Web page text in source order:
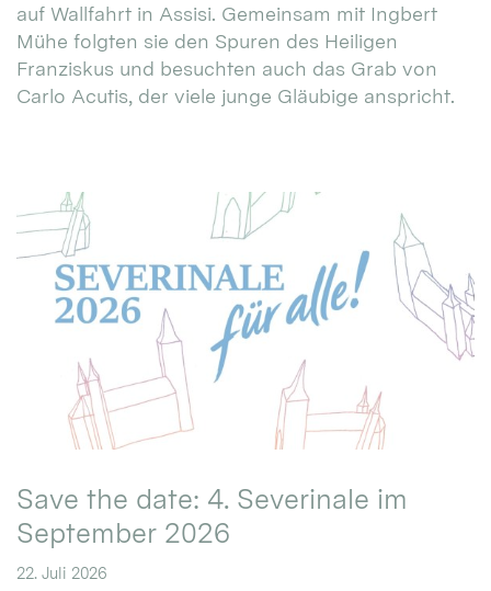
auf Wallfahrt in Assisi. Gemeinsam mit Ingbert
Mühe folgten sie den Spuren des Heiligen
Franziskus und besuchten auch das Grab von
Carlo Acutis, der viele junge Gläubige anspricht.
Save the date: 4. Severinale im
September 2026
22. Juli 2026